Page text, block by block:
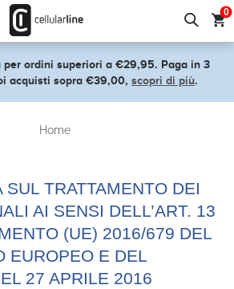
0
per ordini superiori a €29,95. Paga in 3
acquisti sopra €39,00, scopri di più.
Home
SUL TRATTAMENTO DEI
AI SENSI DELL’ART. 13
(UE) 2016/679 DEL
EUROPEO E DEL
27 APRILE 2016